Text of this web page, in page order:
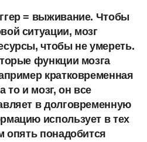
= выживание. Чтобы
ситуации, мозг
чтобы не умереть.
функции мозга
кратковременная
то и мозг, он все
в долговременную
использует в тех
опять понадобится